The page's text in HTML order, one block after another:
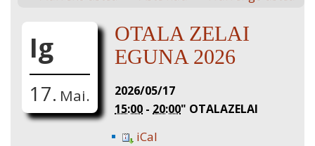
Ig
17. Mai.
OTALA ZELAI
EGUNA 2026
2026/05/17
15:00 - 20:00" OTALAZELAI
iCal